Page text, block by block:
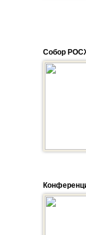
Собор